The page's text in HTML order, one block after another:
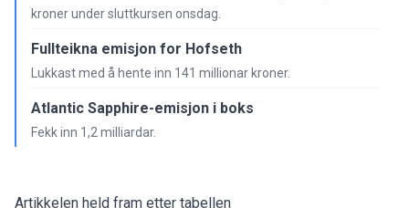
kroner under sluttkursen onsdag.
Fullteikna emisjon for Hofseth
Lukkast med å hente inn 141 millionar kroner.
Atlantic Sapphire-emisjon i boks
Fekk inn 1,2 milliardar.
Artikkelen held fram etter tabellen